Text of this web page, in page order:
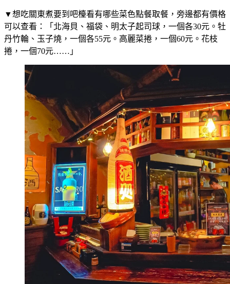
▼想吃關東煮要到吧檯看有哪些菜色點餐取餐，旁邊都有價格
可以查看：「北海貝、福袋、明太子起司球，一個各30元。牡
丹竹輪、玉子燒，一個各55元。高麗菜捲，一個60元。花枝
捲，一個70元……」